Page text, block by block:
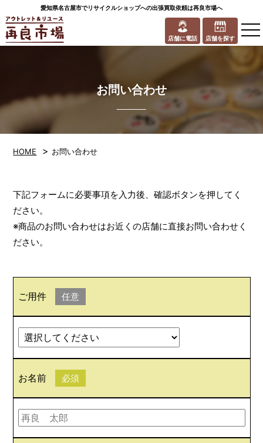
愛知県名古屋市でリサイクルショップへの出張買取依頼は再良市場へ
店舗に電話 店舗を探す
お問い合わせ
HOME > お問い合わせ
下記フォームに必要事項を入力後、確認ボタンを押してく
ださい。
※商品のお問い合わせはお近くの店舗に直接お問い合わせく
ださい。
ご用件 任意
お名前 必須